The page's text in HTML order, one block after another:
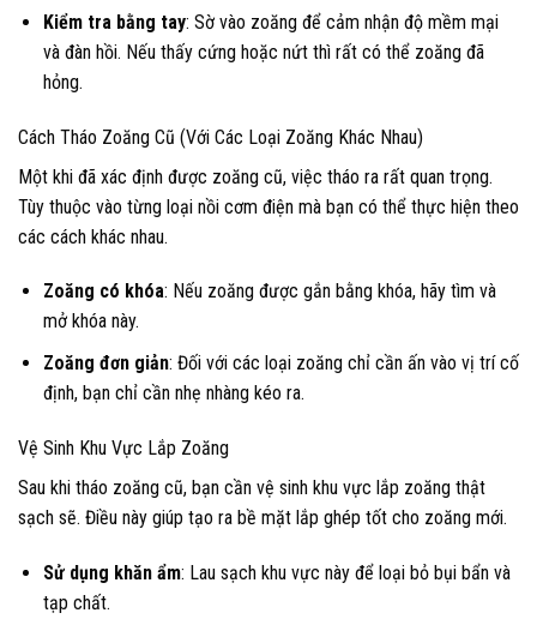
Kiểm tra bằng tay: Sờ vào zoăng để cảm nhận độ mềm mại
và đàn hồi. Nếu thấy cứng hoặc nứt thì rất có thể zoăng đã
hỏng.
Cách Tháo Zoăng Cũ (Với Các Loại Zoăng Khác Nhau)
Một khi đã xác định được zoăng cũ, việc tháo ra rất quan trọng.
Tùy thuộc vào từng loại nồi cơm điện mà bạn có thể thực hiện theo
các cách khác nhau.
Zoăng có khóa: Nếu zoăng được gắn bằng khóa, hãy tìm và
mở khóa này.
Zoăng đơn giản: Đối với các loại zoăng chỉ cần ấn vào vị trí cố
định, bạn chỉ cần nhẹ nhàng kéo ra.
Vệ Sinh Khu Vực Lắp Zoăng
Sau khi tháo zoăng cũ, bạn cần vệ sinh khu vực lắp zoăng thật
sạch sẽ. Điều này giúp tạo ra bề mặt lắp ghép tốt cho zoăng mới.
Sử dụng khăn ẩm: Lau sạch khu vực này để loại bỏ bụi bẩn và
tạp chất.